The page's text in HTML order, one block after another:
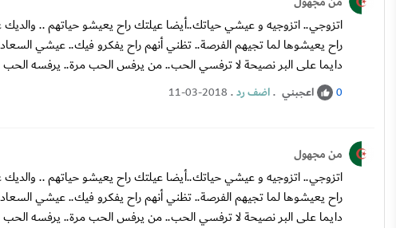
اتزوجي.. اتزوجيه و عيشي حياتك..أيضا عيلتك راح يعيشو حياتهم ..
راح يعيشوها لما تجيهم الفرصة.. تظني أنهم راح يفكرو فيك.. عيشي
دايما على البر نصيحة لا ترفسي الحب.. من يرفس الحب مرة.. يرفسه
0 اعجبني .اضف رد.
11-03-2018
من مجهول
اتزوجي.. اتزوجيه و عيشي حياتك..أيضا عيلتك راح يعيشو حياتهم ..
راح يعيشوها لما تجيهم الفرصة.. تظني أنهم راح يفكرو فيك.. عيشي
دايما على البر نصيحة لا ترفسي الحب.. من يرفس الحب مرة.. يرفسه